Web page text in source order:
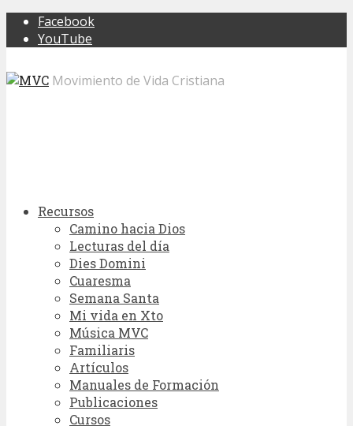
Facebook
YouTube
Movimiento de Vida Cristiana
Recursos
Camino hacia Dios
Lecturas del día
Dies Domini
Cuaresma
Semana Santa
Mi vida en Xto
Música MVC
Familiaris
Artículos
Manuales de Formación
Publicaciones
Cursos